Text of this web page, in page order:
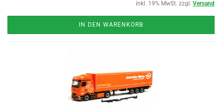
inkl. 19% MwSt. zzgl. Versand
IN DEN WARENKORB